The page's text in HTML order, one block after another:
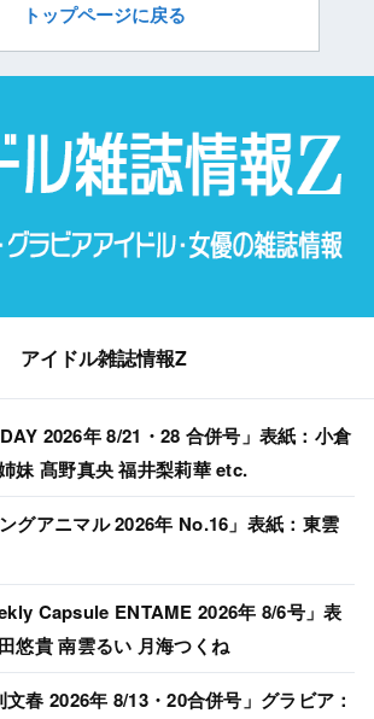
トップページに戻る
アイドル雑誌情報Z
2026年 8/21・28 合併号」表紙：小倉
妹 髙野真央 福井梨莉華 etc.
グアニマル 2026年 No.16」表紙：東雲
Capsule ENTAME 2026年 8/6号」表
悠貴 南雲るい 月海つくね
文春 2026年 8/13・20合併号」グラビア：